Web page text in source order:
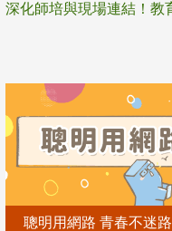
聰明用網路 青春不迷路